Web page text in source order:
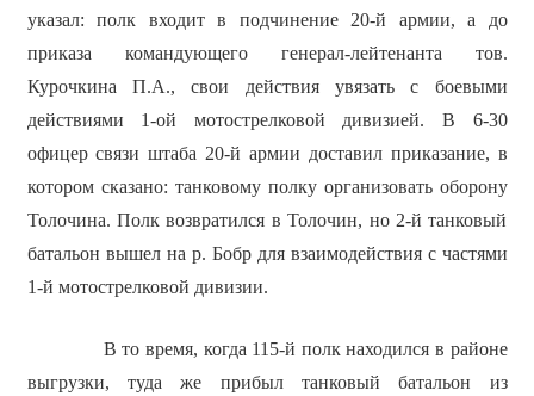
указал: полк входит в подчинение 20-й армии, а до
приказа командующего генерал-лейтенанта тов.
Курочкина П.А., свои действия увязать с боевыми
действиями 1-ой мотострелковой дивизией. В 6-30
офицер связи штаба 20-й армии доставил приказание, в
котором сказано: танковому полку организовать оборону
Толочина. Полк возвратился в Толочин, но 2-й танковый
батальон вышел на р. Бобр для взаимодействия с частями
1-й мотострелковой дивизии.
В то время, когда 115-й полк находился в районе
выгрузки, туда же прибыл танковый батальон из